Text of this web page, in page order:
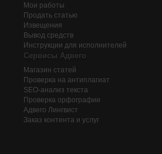
Мои работы
Продать статью
Извещения
Вывод средств
Инструкции для исполнителей
Сервисы Адвего
Магазин статей
Проверка на антиплагиат
SEO-анализ текста
Проверка орфографии
Адвего Лингвист
Заказ контента и услуг